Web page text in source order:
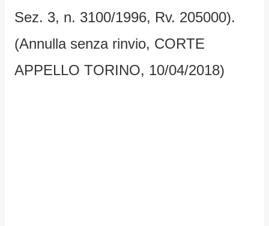
Sez. 3, n. 3100/1996, Rv. 205000).
(Annulla senza rinvio, CORTE
APPELLO TORINO, 10/04/2018)